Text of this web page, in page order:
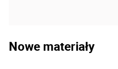
Nowe materiały